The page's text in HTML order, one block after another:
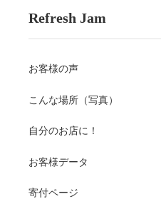
Refresh Jam
お客様の声
こんな場所（写真）
自分のお店に！
お客様データ
寄付ページ